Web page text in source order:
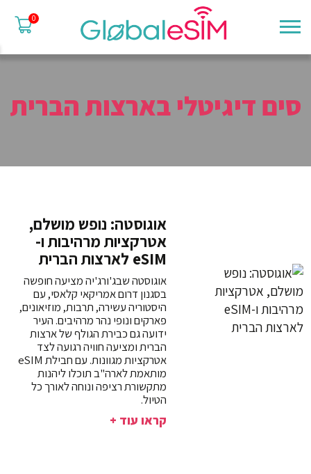
0
סים דיגיטלי בארצות הברית
אוגוסטה: נופש מושלם,
אטרקציות מרהיבות ו-
eSIM לארצות הברית
אוגוסטה שבג'ורג'יה מציעה חופשה
בסגנון דרום אמריקאי קלאסי, עם
היסטוריה עשירה, תרבות, מוזיאונים,
פארקים ונופי נהר מרהיבים. העיר
ידועה גם כבירת הגולף של ארצות
הברית ומציעה חוויה רגועה לצד
אטרקציות מגוונות. עם חבילת eSIM
מותאמת לארה"ב תוכלו ליהנות
מתקשורת רציפה ונוחה לאורך כל
הטיול.
קראו עוד +